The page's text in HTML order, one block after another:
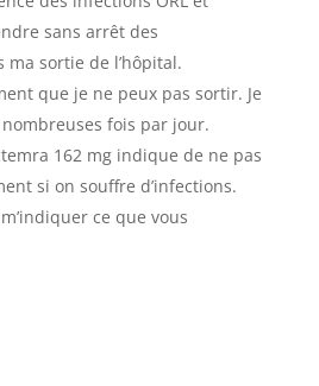
sans arrêt des
sortie de l’hôpital.
que je ne peux pas sortir. Je
fois par jour.
162 mg indique de ne pas
si on souffre d’infections.
ce que vous